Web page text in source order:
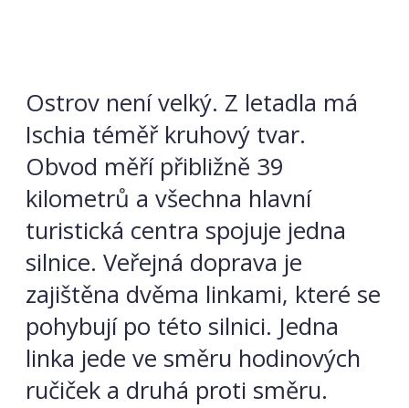
Ostrov není velký. Z letadla má
Ischia téměř kruhový tvar.
Obvod měří přibližně 39
kilometrů a všechna hlavní
turistická centra spojuje jedna
silnice. Veřejná doprava je
zajištěna dvěma linkami, které se
pohybují po této silnici. Jedna
linka jede ve směru hodinových
ručiček a druhá proti směru.